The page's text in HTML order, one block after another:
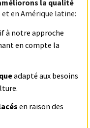
la qualité
et en Amérique latine:
à notre approche
en compte la
adapté aux besoins
en raison des